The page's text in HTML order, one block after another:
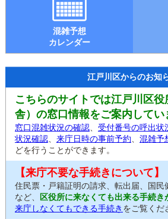
混雑予想
カレンダー
江戸川区からのお知
こちらのサイトでは江戸川区
舎）の窓口情報をご案内してい
窓口混雑状況の確認 受付番号の呼出状
状況確認
来庁日時の事前予約 混雑予
どを行うことができます。
【来庁不要な手続きについて】
住民票・戸籍証明の請求、転出届、国民
など、
区役所に来なくても出来る手続き
来庁しなくてもできる手続き をご覧くだ